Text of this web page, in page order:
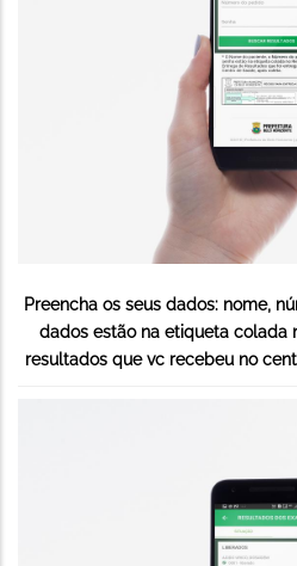
Preencha os seus dados: nome,
dados estão na etiqueta colada
resultados que vc recebeu no